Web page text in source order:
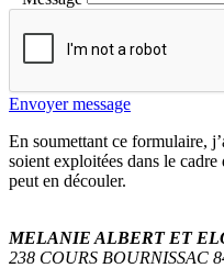
Envoyer message
En soumettant ce formulaire,
soient exploitées dans le
peut en découler.
MELANIE ALBERT ET
238 COURS BOURNISSAC